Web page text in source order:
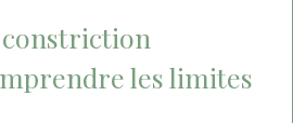
les limites